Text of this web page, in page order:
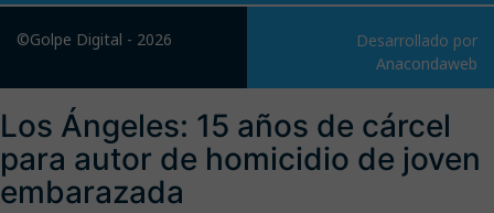
©Golpe Digital - 2026
Desarrollado por
Anacondaweb
Los Ángeles: 15 años de cárcel
para autor de homicidio de joven
embarazada